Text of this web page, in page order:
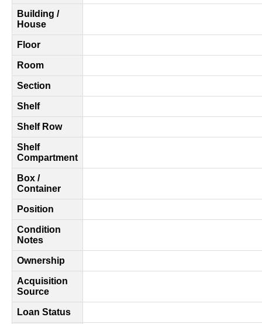
Building /
House
Floor
Room
Section
Shelf
Shelf Row
Shelf
Compartment
Box /
Container
Position
Condition
Notes
Ownership
Acquisition
Source
Loan Status